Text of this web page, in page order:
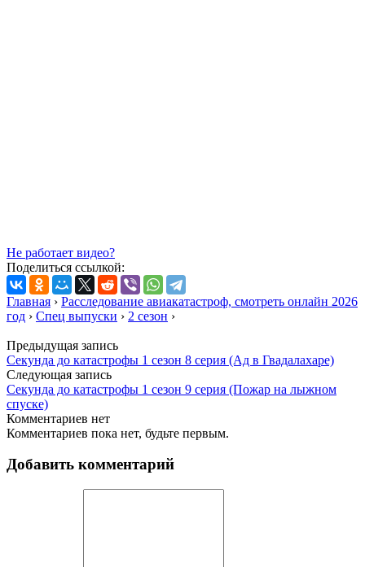
Не работает видео?
Поделиться ссылкой:
Главная › Расследование авиакатастроф, смотреть онлайн 2026
год › Спец выпуски › 2 сезон ›
Предыдущая запись
Секунда до катастрофы 1 сезон 8 серия (Ад в Гвадалахаре)
Следующая запись
Секунда до катастрофы 1 сезон 9 серия (Пожар на лыжном
спуске)
Комментариев нет
Комментариев пока нет, будьте первым.
Добавить комментарий